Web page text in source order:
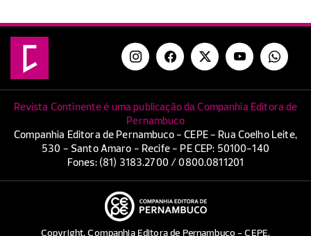
Revista Continente é uma publicação da Companhia Editora de
Pernambuco
Companhia Editora de Pernambuco - CEPE - Rua Coelho Leite,
530 - Santo Amaro - Recife - PE CEP: 50100-140
Fones: (81) 3183.2700 / 0800.0811201
Copyright. Companhia Editora de Pernambuco - CEPE.